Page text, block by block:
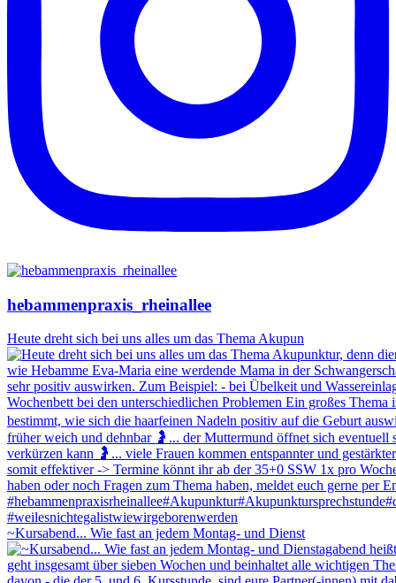
hebammenpraxis_rheinallee
Heute dreht sich bei uns alles um das Thema Akupun
~Kursabend... Wie fast an jedem Montag- und Dienst